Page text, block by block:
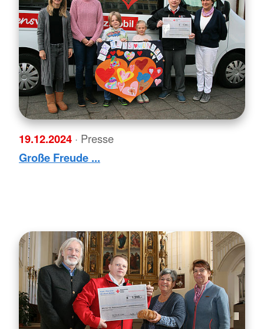
19.12.2024 · Presse
Große Freude ...